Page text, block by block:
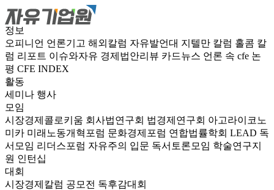
정보
오피니언 언론기고 해외칼럼 자유발언대 지텔만 칼럼 홀콤 칼
럼 리포트 이슈와자유 경제법안리뷰 카드뉴스 언론 속 cfe 논
평 CFE INDEX
활동
세미나 행사
모임
시장경제콜로키움 회사법연구회 법경제연구회 아고라이코노
미카 미래노동개혁포럼 문화경제포럼 연합법률학회 LEAD 독
서모임 리더스포럼 자유주의 입문 독서토론모임 학술연구지
원 인턴십
대회
시장경제칼럼 공모전 독후감대회